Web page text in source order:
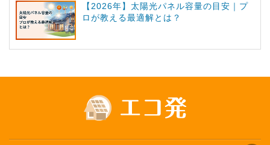
【2026年】太陽光パネル容量の目安｜プ
ロが教える最適解とは？